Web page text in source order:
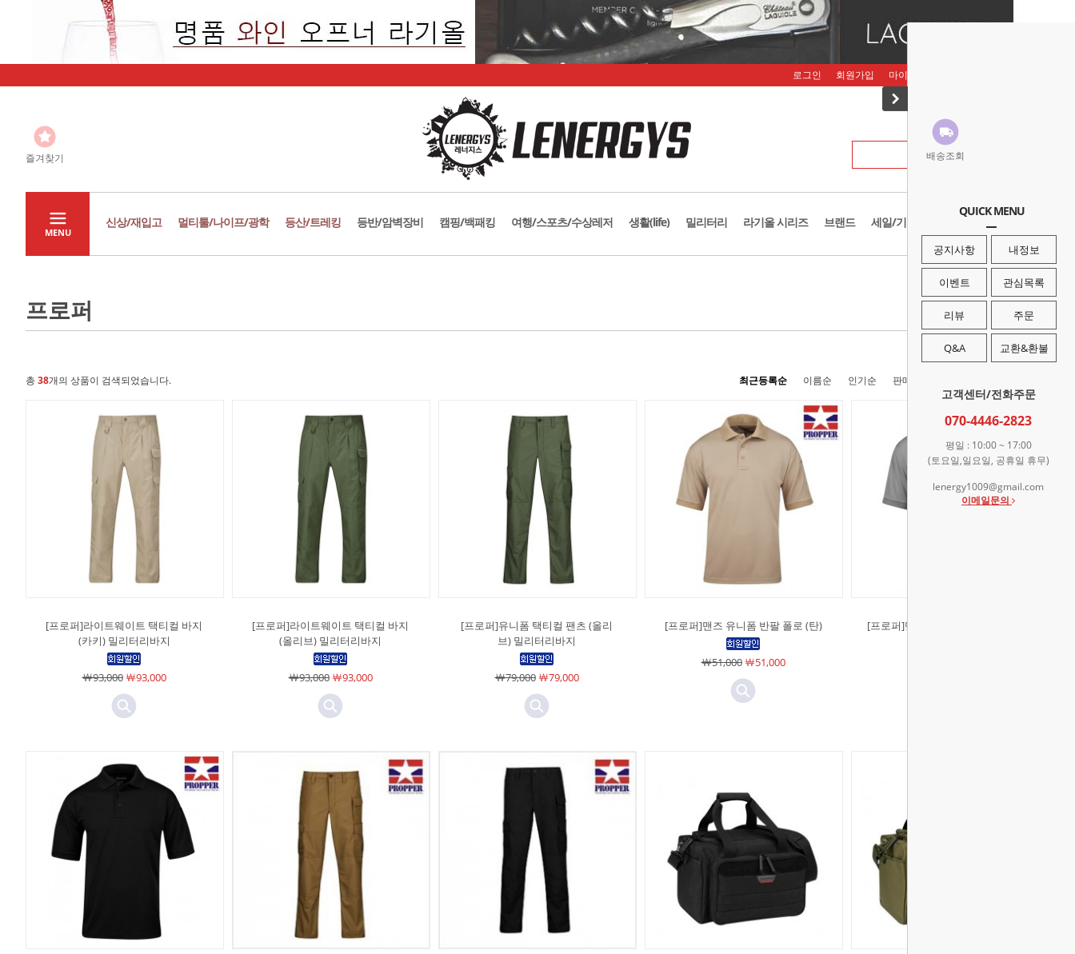
배송조회
QUICK MENU
공지사항 내정보
이벤트 관심목록
리뷰 주문
Q&A 교환&환불
고객센터/전화주문
070-4446-2823
평일 : 10:00 ~ 17:00
(토요일,일요일, 공휴일 휴무)
lenergy1009@gmail.com
이메일문의
로그인 회원가입 마이페이지
즐겨찾기
MENU
신상/재입고 멀티툴/나이프/광학 등산/트레킹 등반/암벽장비 캠핑/백패킹 여행/스포츠/수상레저 생활(life) 밀리터리 라기올 시리즈 브랜드 세일/기획존
프로퍼
총 38개의 상품이 검색되었습니다. 최근등록순 이름순 인기순 판매순
[프로퍼]라이트웨이트 택티컬 바지
(카키) 밀리터리바지
￦93,000￦93,000
[프로퍼]라이트웨이트 택티컬 바지
(올리브) 밀리터리바지
￦93,000￦93,000
[프로퍼]유니폼 택티컬 팬츠 (올리
브) 밀리터리바지
￦79,000￦79,000
[프로퍼]맨즈 유니폼 반팔 폴로 (탄)
￦51,000￦51,000
[프로퍼]맨즈 유니폼 반팔 폴로 (그레